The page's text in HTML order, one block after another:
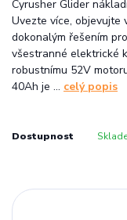
Cyrusher Glider
Uvezte více, objevujte
dokonalým řešením
všestranné elektrické
robustnímu 52V
40Ah je ... celý popis
Dostupnost